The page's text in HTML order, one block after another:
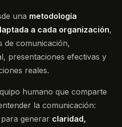
una metodología
a cada organización,
de comunicación,
presentaciones efectivas y
reales.
humano que comparte
la comunicación:
generar claridad,